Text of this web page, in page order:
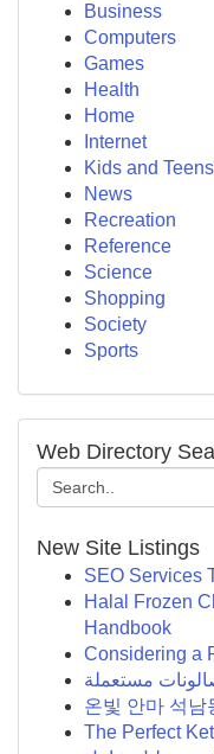
Business
Computers
Games
Health
Home
Internet
Kids and Teens
News
Recreation
Reference
Science
Shopping
Society
Sports
Web Directory
New Site Listings
SEO Services
Halal Frozen
Handbook
Considering a
مستعملة
온빛 안마 석남
The Perfect